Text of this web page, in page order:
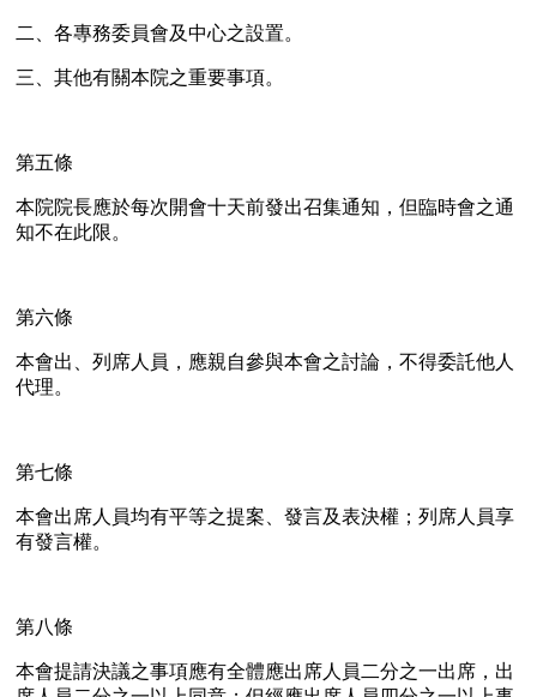
二、各專務委員會及中心之設置。
三、其他有關本院之重要事項。
第五條
本院院長應於每次開會十天前發出召集通知，但臨時會之通
知不在此限。
第六條
本會出、列席人員，應親自參與本會之討論，不得委託他人
代理。
第七條
本會出席人員均有平等之提案、發言及表決權；列席人員享
有發言權。
第八條
本會提請決議之事項應有全體應出席人員二分之一出席，出